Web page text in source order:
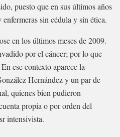
puesto que en sus últimos años
sin cédula y sin ética.
en los últimos meses de 2009.
por el cáncer; por lo que
ese contexto aparece la
Hernández y un par de
quienes bien pudieron
propia o por orden del
intensivista.